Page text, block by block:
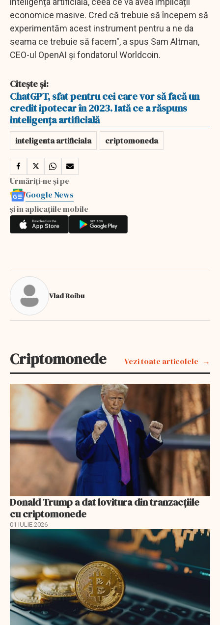
economice masive. Cred că trebuie să începem să
experimentăm acest instrument pentru a ne da
seama ce trebuie să facem", a spus Sam Altman,
CEO-ul OpenAI și fondatorul Worldcoin.
Citește și:
ChatGPT, sfat pentru cei care vor să facă un
credit ipotecar în 2023. Iată ce a răspuns
inteligenţa artificială
inteligenta artificiala criptomoneda
Urmăriți-ne și pe
Google News
și în aplicațiile mobile
Vlad Roibu
Criptomonede Vezi toate articolele
Donald Trump a dat lovitura din tranzacţiile
cu criptomonede
01 IULIE 2026